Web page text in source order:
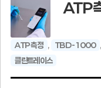
ATP
ATP측정 , TBD-1000 ,
클린트레이스